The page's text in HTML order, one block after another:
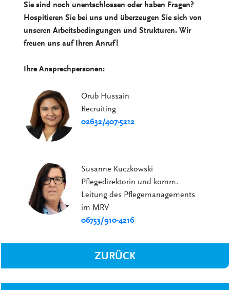
Sie sind noch unentschlossen oder haben Fragen?
Hospitieren Sie bei uns und überzeugen Sie sich von
unseren Arbeitsbedingungen und Strukturen. Wir
freuen uns auf Ihren Anruf!
Ihre Ansprechpersonen:
Orub Hussain
Recruiting
02632/407-5212
Susanne Kuczkowski
Pflegedirektorin und komm.
Leitung des Pflegemanagements
im MRV
06753/910-4216
ZURÜCK